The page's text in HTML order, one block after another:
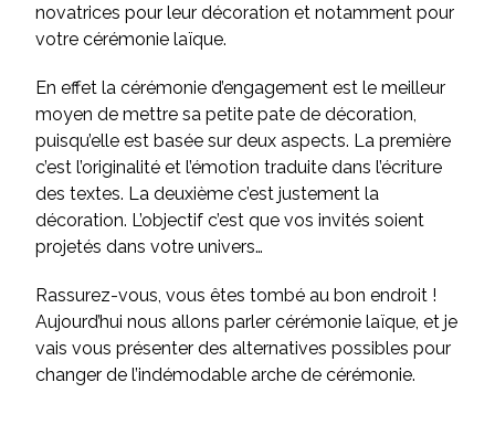
novatrices pour leur décoration et notamment pour
votre cérémonie laïque.
En effet la cérémonie d’engagement est le meilleur
moyen de mettre sa petite pate de décoration,
puisqu’elle est basée sur deux aspects. La première
c’est l’originalité et l’émotion traduite dans l’écriture
des textes. La deuxième c’est justement la
décoration. L’objectif c’est que vos invités soient
projetés dans votre univers…
Rassurez-vous, vous êtes tombé au bon endroit !
Aujourd’hui nous allons parler cérémonie laïque, et je
vais vous présenter des alternatives possibles pour
changer de l’indémodable arche de cérémonie.